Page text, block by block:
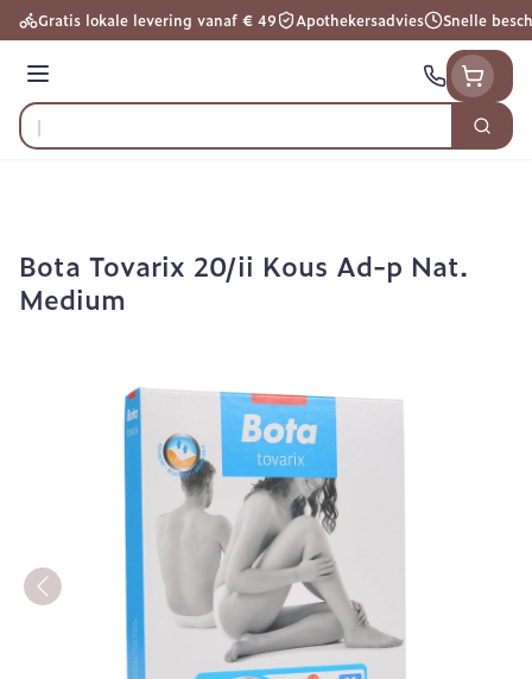
Ga naar de inhoud
Gratis lokale levering vanaf € 49 Apothekersadvies Snelle
Menu
Product, merk, categorie...
Zoek
Bota Tovarix 20/ii Kous Ad-p Nat.
Medium